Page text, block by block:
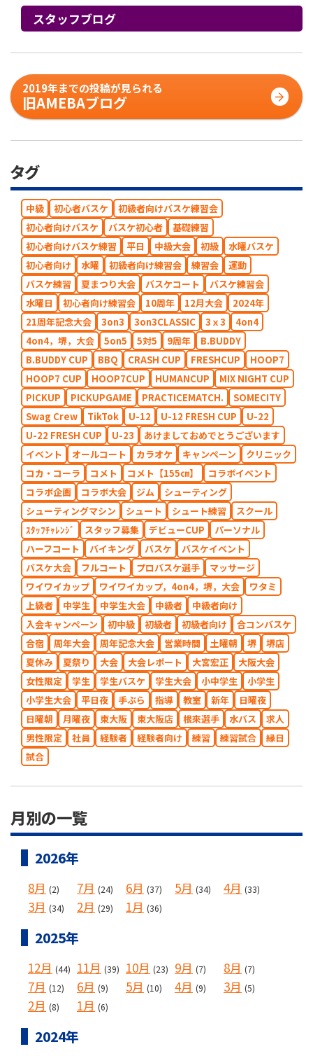
スタッフブログ
2019年までの投稿が見られる
旧AMEBAブログ
タグ
中級 初心者バスケ
初級者向けバスケ練習会
初心者向けバスケ
バスケ初心者
基礎練習
初心者向けバスケ練習
平日 中級大会 初級
水曜バスケ
初心者向け
水曜 初級者向け練習会 練習会
運動
バスケ練習
夏まつり大会 バスケコート
バスケ練習会
水曜日
初心者向け練習会 10周年 12月大会
2024年
21周年記念大会
3on3 3on3CLASSIC 3ｘ3
4on4
4on4，堺，大会
5on5 5対5 9周年
B.BUDDY
B.BUDDY CUP
BBQ CRASH CUP FRESHCUP
HOOP7
HOOP7 CUP
HOOP7CUP HUMANCUP
MIX NIGHT CUP
PICKUP
PICKUPGAME PRACTICEMATCH.
SOMECITY
Swag Crew
TikTok U-12 U-12 FRESH CUP
U-22
U-22 FRESH CUP
U-23
あけましておめでとうございます
イベント
オールコート カラオケ キャンペーン
クリニック
コカ・コーラ
コメト コメト【155㎝】
コラボイベント
コラボ企画
コラボ大会 ジム
シューティング
シューティングマシン
シュート シュート練習
スクール
ｽﾀｯﾌﾁｬﾚﾝｼﾞ
スタッフ募集 デビューCUP
パーソナル
ハーフコート
バイキング バスケ
バスケイベント
バスケ大会
フルコート プロバスケ選手
マッサージ
ワイワイカップ
ワイワイカップ，4on4，堺，大会
ワタミ
上級者
中学生 中学生大会 中級者
中級者向け
入会キャンペーン
初中級 初級者 初級者向け
合コンバスケ
合宿
周年大会 周年記念大会 営業時間 土曜朝 堺
堺店
夏休み
夏祭り 大会 大会レポート 大宮宏正
大阪大会
女性限定
学生 学生バスケ 学生大会 小中学生
小学生
小学生大会
平日夜 手ぶら 指導 教室 新年
日曜夜
日曜朝
月曜夜 東大阪 東大阪店 根來選手 水バス
求人
男性限定
社員 経験者 経験者向け 練習 練習試合
縁日
試合
月別の一覧
2026年
8月 (2) 7月 (24) 6月 (37) 5月 (34) 4月 (33)
3月 (34) 2月 (29) 1月 (36)
2025年
12月 (44) 11月 (39) 10月 (23) 9月 (7) 8月 (7)
7月 (12) 6月 (9) 5月 (10) 4月 (9) 3月 (5)
2月 (8) 1月 (6)
2024年